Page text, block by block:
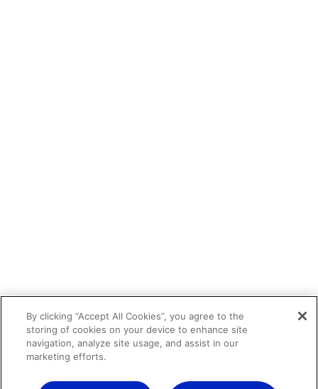
By clicking “Accept All Cookies”, you agree to the
storing of cookies on your device to enhance site
navigation, analyze site usage, and assist in our
marketing efforts.